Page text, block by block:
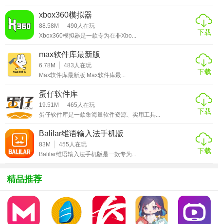
3. 高效的数据查询：支持多种查询语言，如SQL、HiveQL
等，可以方便地对大规模数据进行查询和分析。
4. 丰富的插件支持：提供丰富的插件和扩展接口，可以根据
用户需求进行定制和扩展。
5. 强大的资源管理：提供对Hadoop集群资源的全面管理，包
【Hue亮点】
规模数据的快速处理和高效分析。
2. 直观的可视化：提供了丰富的可视化工具，使用户能够直
全；同时，具有高度的稳定性和可靠性。
4. 易用性：通过友好的Web界面和丰富的帮助文档，使用户
xbox360模拟器
88.58M 490人在玩
Xbox360模拟器是一款专为在非Xbo...
下载
max软件库最新版
6.78M 483 人在玩
Max软件库最新版 Max软件库最...
下载
蛋仔软件库
19.51M 465 人在玩
蛋仔软件库是一款集海量软件资源、实用工具...
下载
Balilar维语输入法手机版
83M 455 人在玩
Balilar维语输入法手机版是一款专为...
下载
精品推荐